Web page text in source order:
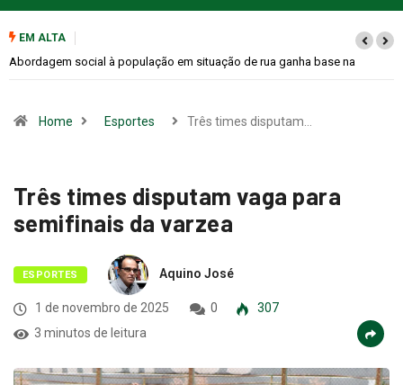
EM ALTA
Cemitérios terão horário especial e missas no Dia dos Pais
Home Esportes Três times disputam…
Três times disputam vaga para
semifinais da varzea
ESPORTES Aquino José
1 de novembro de 2025 0
307
3 minutos de leitura